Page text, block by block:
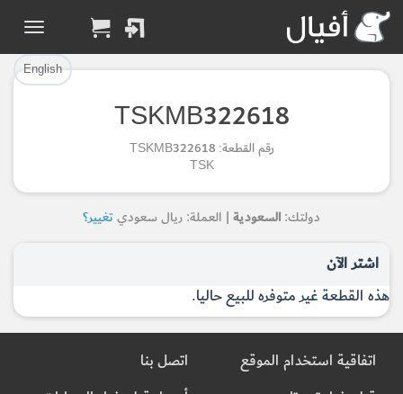
English
TSKMB322618
رقم القطعة: TSKMB322618
TSK
دولتك: السعودية | العملة: ريال سعوديتغيير؟
اشتر الآن
هذه القطعة غير متوفره للبيع حاليا.
تم إضافة القطعة بنجاح.
الرجوع لصفحة البحث
Part Successfully
Selected
Return to Search Page
تم إضافة القطعة للسلة بنجاح.
إتمام عملية الشراء
Part Added to Cart
Checkout
اتفاقية استخدام الموقع
اتصل بنا